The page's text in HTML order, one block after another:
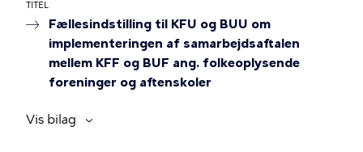
TITEL
Fællesindstilling til KFU og BUU om
implementeringen af samarbejdsaftalen
mellem KFF og BUF ang. folkeoplysende
foreninger og aftenskoler
Vis bilag